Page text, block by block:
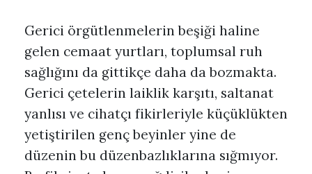
Gerici örgütlenmelerin beşiği haline
gelen cemaat yurtları, toplumsal ruh
sağlığını da gittikçe daha da bozmakta.
Gerici çetelerin laiklik karşıtı, saltanat
yanlısı ve cihatçı fikirleriyle küçüklükten
yetiştirilen genç beyinler yine de
düzenin bu düzenbazlıklarına sığmıyor.